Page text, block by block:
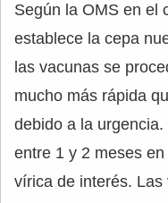
Según la OMS en el
establece la cepa
las vacunas se
mucho más rápida
debido a la
entre 1 y 2 meses
vírica de interés.